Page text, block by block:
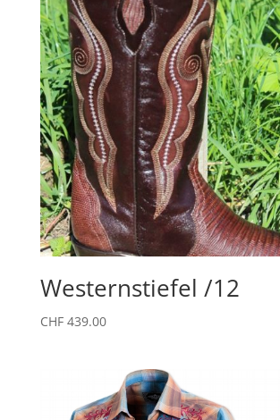
Westernstiefel /12
CHF439.00